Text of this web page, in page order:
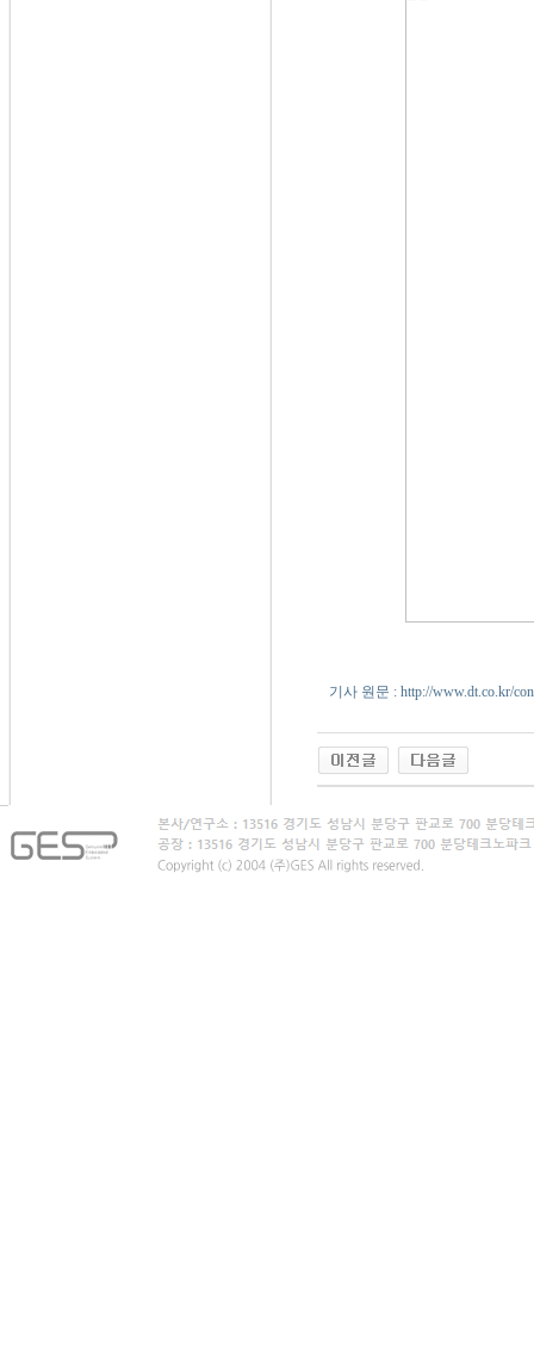
기사 원문 : http://www.dt.co.kr/